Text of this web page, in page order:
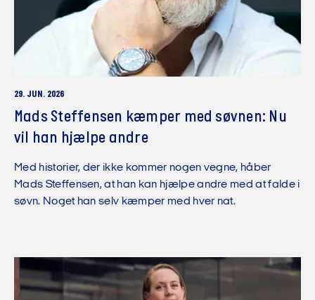
29. JUN. 2026
Mads Steffensen kæmper med søvnen: Nu
vil han hjælpe andre
Med historier, der ikke kommer nogen vegne, håber
Mads Steffensen, at han kan hjælpe andre med at falde i
søvn. Noget han selv kæmper med hver nat.